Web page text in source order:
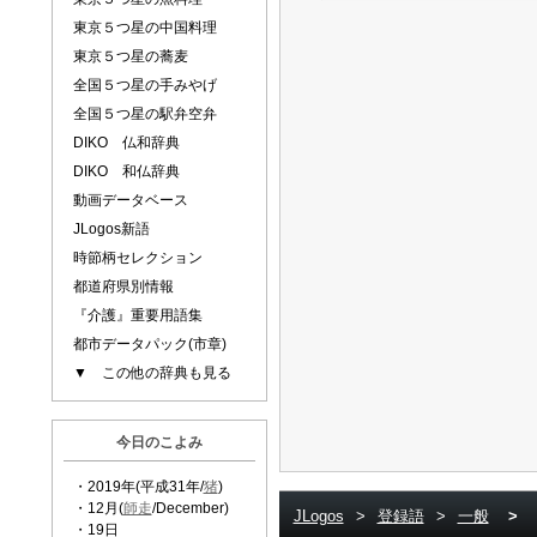
東京５つ星の中国料理
東京５つ星の蕎麦
全国５つ星の手みやげ
全国５つ星の駅弁空弁
DIKO 仏和辞典
DIKO 和仏辞典
動画データベース
JLogos新語
時節柄セレクション
都道府県別情報
『介護』重要用語集
都市データパック(市章)
▼ この他の辞典も見る
今日のこよみ
・2019年(平成31年/猪)
・12月(師走/December)
・19日
JLogos > 登録語 > 一般 >